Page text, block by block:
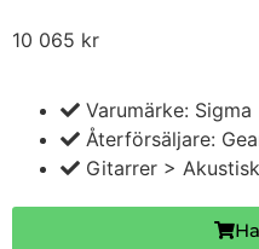
10 065 kr
Varumärke: Sigma
Återförsäljare:
Gitarrer >